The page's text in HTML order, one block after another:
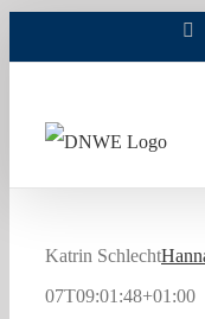
Katrin Schlecht
07T09:01:48+01:00